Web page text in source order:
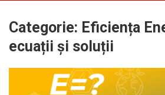
Categorie: Eficiența
ecuații și soluții